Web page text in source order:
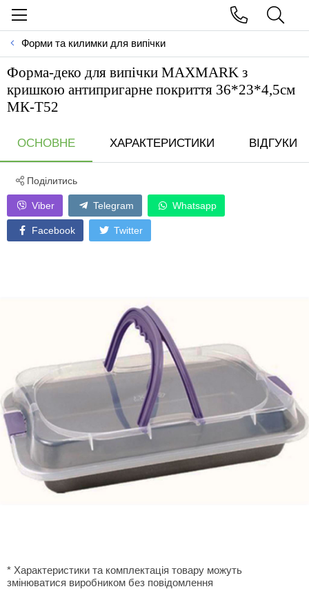
Форми та килимки для випічки
Форма-деко для випічки MAXMARK з
кришкою антипригарне покриття 36*23*4,5см
МК-Т52
ОСНОВНЕ ХАРАКТЕРИСТИКИ ВІДГУКИ
Поділитись
Viber Telegram Whatsapp
Facebook Twitter
* Характеристики та комплектація товару можуть
змінюватися виробником без повідомлення